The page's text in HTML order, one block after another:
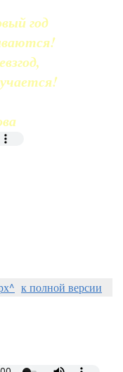
год
к полной версии